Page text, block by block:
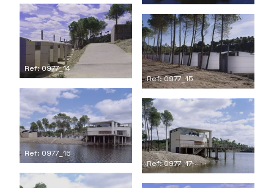
Ref: 0977_14
Ref: 0977_15
Ref: 0977_16
Ref: 0977_17